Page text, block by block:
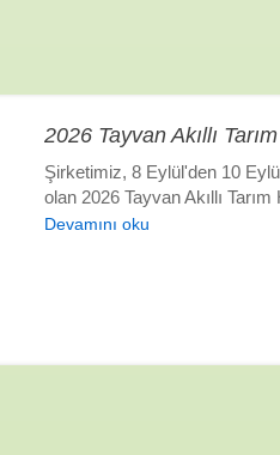
2026 Tayvan Akıllı
Şirketimiz, 8 Eylül'den 10
olan 2026 Tayvan Akıllı
Devamını oku